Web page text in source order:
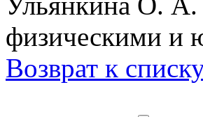
физическими и
Возврат к